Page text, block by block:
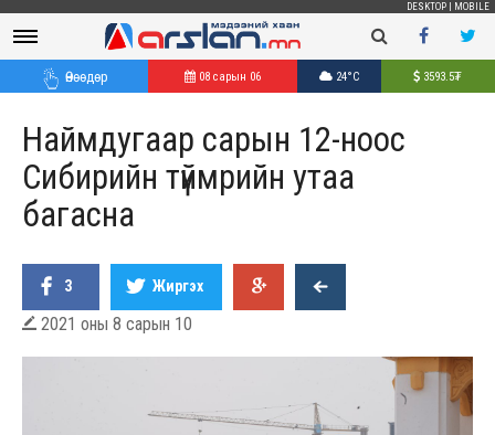
DESKTOP MOBILE
Өнөөдөр 08 сарын 06 24°C 3593.5₮
Наймдугаар сарын 12-ноос
Сибирийн түймрийн утаа
багасна
3 Жиргэх
 2021 оны 8 сарын 10